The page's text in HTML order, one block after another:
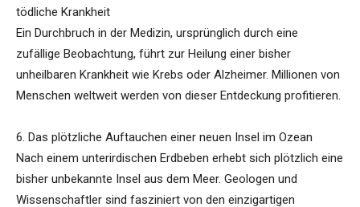
tödliche Krankheit
Ein Durchbruch in der Medizin, ursprünglich durch eine
zufällige Beobachtung, führt zur Heilung einer bisher
unheilbaren Krankheit wie Krebs oder Alzheimer. Millionen von
Menschen weltweit werden von dieser Entdeckung profitieren.
6. Das plötzliche Auftauchen einer neuen Insel im Ozean
Nach einem unterirdischen Erdbeben erhebt sich plötzlich eine
bisher unbekannte Insel aus dem Meer. Geologen und
Wissenschaftler sind fasziniert von den einzigartigen